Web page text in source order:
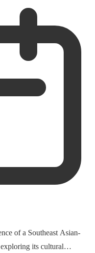
of a Southeast Asian-
its cultural